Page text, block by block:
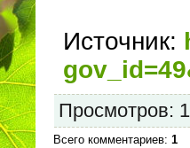
Источник:
Просмотров:
Всего комментариев: 1